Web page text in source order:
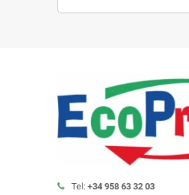
Tel: +34 958 63 32 03